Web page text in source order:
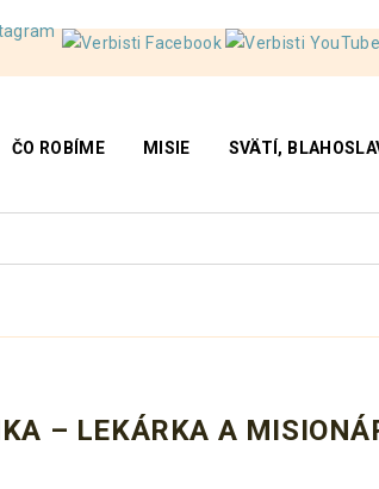
ČO ROBÍME MISIE SVÄTÍ,
– LEKÁRKA A